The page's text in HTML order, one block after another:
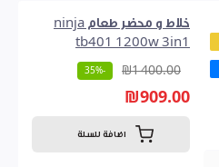
خلاط و محضر طعام ninja
tb401 1200w 3in1
₪1 400.00
-35%
₪909.00
اضافة للسلة